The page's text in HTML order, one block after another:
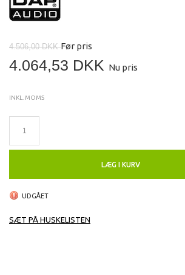
4.506,00 DKKFør pris
4.064,53 DKK Nu pris
INKL. MOMS
LÆG I KURV
UDGÅET
SÆT PÅ HUSKELISTEN